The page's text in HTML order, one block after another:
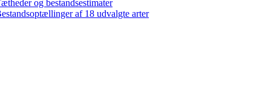
og bestandsestimater
af 18 udvalgte arter